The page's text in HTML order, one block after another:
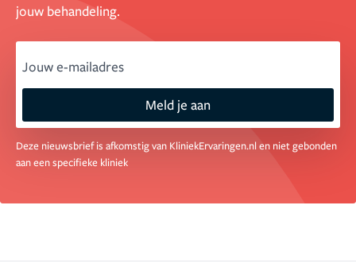
jouw behandeling.
Meld je aan
Deze nieuwsbrief is afkomstig van KliniekErvaringen.nl en niet gebonden
aan een specifieke kliniek